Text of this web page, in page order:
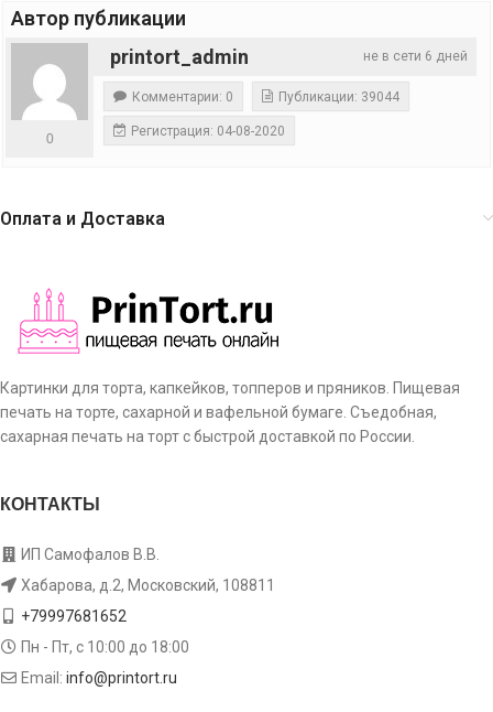
Автор публикации
не в сети 6 дней
printort_admin
0
Комментарии: 0 Публикации: 39044
Регистрация: 04-08-2020
Оплата и Доставка
Картинки для торта, капкейков, топперов и пряников. Пищевая
печать на торте, сахарной и вафельной бумаге. Съедобная,
сахарная печать на торт с быстрой доставкой по России.
КОНТАКТЫ
ИП Самофалов В.В.
Хабарова, д.2, Московский, 108811
+79997681652
Пн - Пт, с 10:00 до 18:00
Email: info@printort.ru